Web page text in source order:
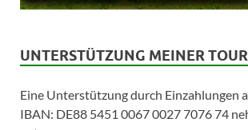
UNTERSTÜTZUNG MEINER TOUR
Eine Unterstützung durch Einzahlungen
IBAN: DE88 5451 0067 0027 7076 74